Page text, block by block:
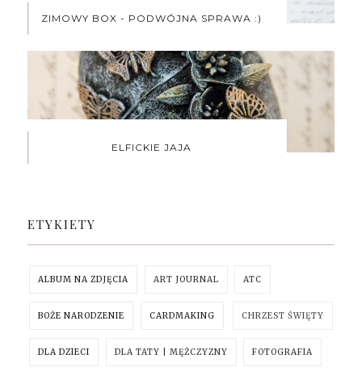
ZIMOWY BOX - PODWÓJNA SPRAWA :)
ELFICKIE JAJA
ETYKIETY
ALBUM NA ZDJĘCIA ART JOURNAL ATC
BOŻE NARODZENIE CARDMAKING CHRZEST ŚWIĘTY
DLA DZIECI DLA TATY | MĘŻCZYZNY FOTOGRAFIA